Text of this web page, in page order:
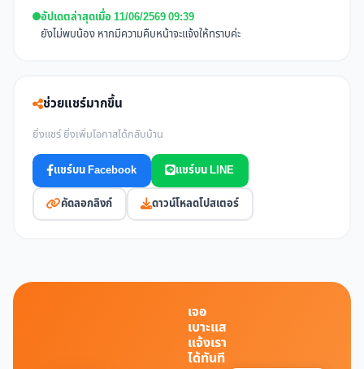
อัปเดตล่าสุดเมื่อ 11/06/2569 09:39
ยังไม่พบน้อง หากมีความคืบหน้าจะแจ้งให้ทราบค่ะ
ช่วยแชร์มากขึ้น
ยิ่งแชร์ ยิ่งเพิ่มโอกาสได้กลับบ้าน
แชร์บน Facebook แชร์บน LINE
คัดลอกลิงก์ ดาวน์โหลดโปสเตอร์
เจอ
เบาะแส
แจ้งเรา
ได้ทันที